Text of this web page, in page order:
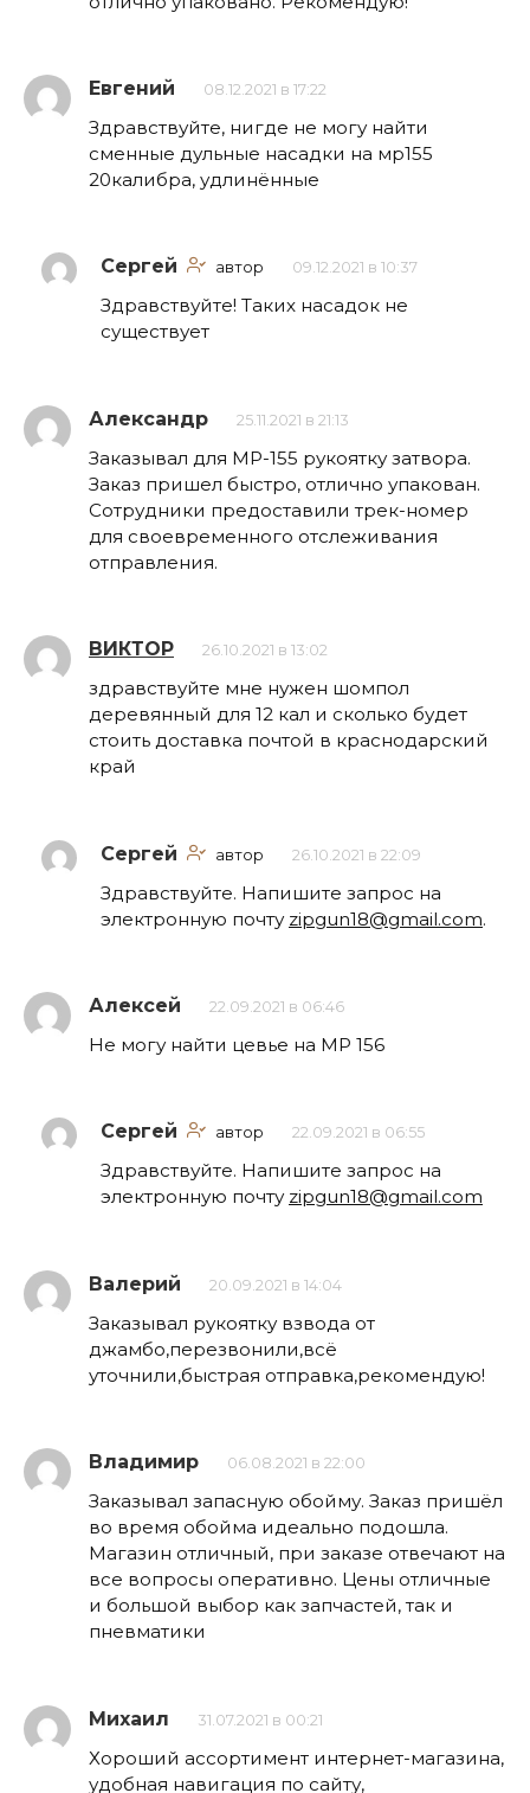
Евгений 08.12.2021 в 17:22
Здравствуйте, нигде не могу найти
сменные дульные насадки на мр155
20калибра, удлинённые
Сергей автор 09.12.2021 в 10:37
Здравствуйте! Таких насадок не
существует
Александр 25.11.2021 в 21:13
Заказывал для МР-155 рукоятку затвора.
Заказ пришел быстро, отлично упакован.
Сотрудники предоставили трек-номер
для своевременного отслеживания
отправления.
ВИКТОР 26.10.2021 в 13:02
здравствуйте мне нужен шомпол
деревянный для 12 кал и сколько будет
стоить доставка почтой в краснодарский
край
Сергей автор 26.10.2021 в 22:09
Здравствуйте. Напишите запрос на
электронную почту zipgun18@gmail.com.
Алексей 22.09.2021 в 06:46
Не могу найти цевье на МР 156
Сергей автор 22.09.2021 в 06:55
Здравствуйте. Напишите запрос на
электронную почту zipgun18@gmail.com
Валерий 20.09.2021 в 14:04
Заказывал рукоятку взвода от
джамбо,перезвонили,всё
уточнили,быстрая отправка,рекомендую!
Владимир 06.08.2021 в 22:00
Заказывал запасную обойму. Заказ пришёл
во время обойма идеально подошла.
Магазин отличный, при заказе отвечают на
все вопросы оперативно. Цены отличные
и большой выбор как запчастей, так и
пневматики
Михаил 31.07.2021 в 00:21
Хороший ассортимент интернет-магазина,
удобная навигация по сайту,